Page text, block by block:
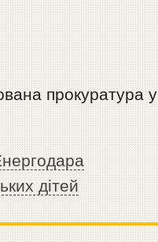
прокуратура у
дітей